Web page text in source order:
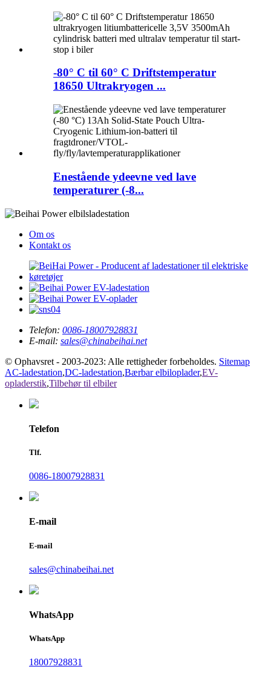
-80° C til 60° C Driftstemperatur
18650 Ultrakryogen ...
Enestående ydeevne ved lave
temperaturer (-8...
Om os
Kontakt os
Telefon: 0086-18007928831
E-mail: sales@chinabeihai.net
© Ophavsret - 2003-2023: Alle rettigheder forbeholdes. Sitemap
AC-ladestation,DC-ladestation,Bærbar elbiloplader,EV-
opladerstik,Tilbehør til elbiler
Telefon
Tlf.
0086-18007928831
E-mail
E-mail
sales@chinabeihai.net
WhatsApp
WhatsApp
18007928831